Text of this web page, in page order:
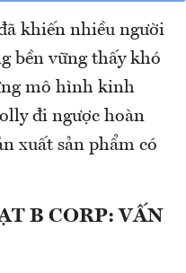
khiến nhiều người
bền vững thấy khó
mô hình kinh
đi ngược hoàn
xuất sản phẩm có
B CORP: VẤN